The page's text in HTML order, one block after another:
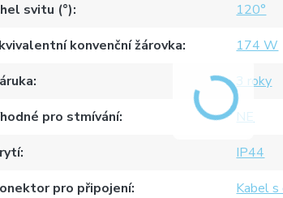
svitu (°)
120°
konvenční žárovka
174 W
3 roky
pro stmívání
NE
IP44
pro připojení
Kabel